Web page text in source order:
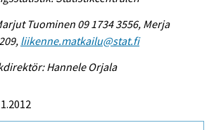
Tuominen 09 1734 3556, Merja
liikenne.matkailu@stat.fi
Hannele Orjala